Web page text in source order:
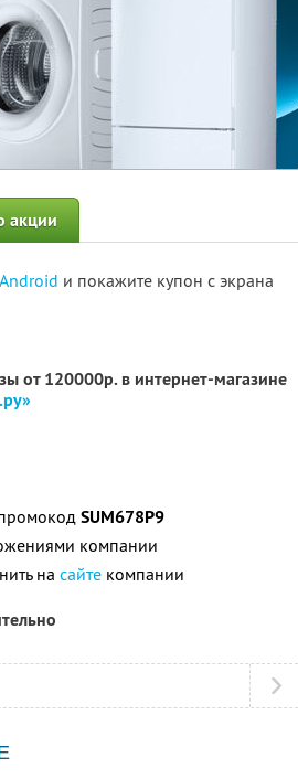
акции
Android и покажите купон с экрана
от 120000р. в интернет-магазине
SUM678P9
компании
на сайте компании